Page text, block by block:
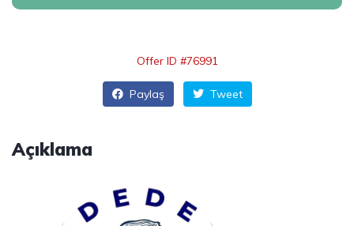
Offer ID #76991
Paylaş Tweet
Açıklama